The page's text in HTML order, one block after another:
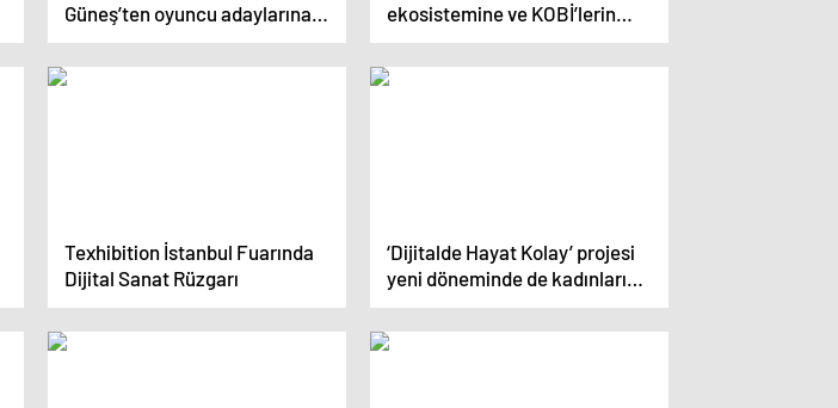
Güneş’ten oyuncu adaylarına
uyarı, ‘Merdiven altı ajanslara
dikkat edin!’
ekosistemine ve KOBİ’lerin
dijital dönüşümüne desteği
sürüyor
Texhibition İstanbul Fuarında
Dijital Sanat Rüzgarı
‘Dijitalde Hayat Kolay’ projesi
yeni döneminde de kadınları
dijital dünyaya hazırlıyor